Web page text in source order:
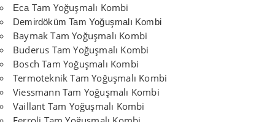
Eca Tam Yoğuşmalı Kombi
Demirdöküm Tam Yoğuşmalı Kombi
Baymak Tam Yoğuşmalı Kombi
Buderus Tam Yoğuşmalı Kombi
Bosch Tam Yoğuşmalı Kombi
Termoteknik Tam Yoğuşmalı Kombi
Viessmann Tam Yoğuşmalı Kombi
Vaillant Tam Yoğuşmalı Kombi